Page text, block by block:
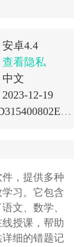
安卓4.4
查看隐私
中文
2023-12-19
MD5：5D315400802ECABDA67E571790511729
件，提供多种
习。它包含
文、数学、
授课，帮助
细的错题记